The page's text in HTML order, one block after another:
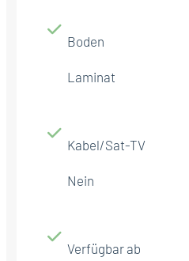
Boden
Laminat
Kabel/Sat-TV
Nein
Verfügbar ab